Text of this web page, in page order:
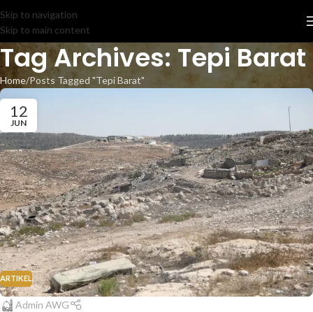
Skip to navigation
Skip to main content
Tag Archives: Tepi Barat
Home Posts Tagged "Tepi Barat"
12
JUN
ARTIKEL
Admin AWG